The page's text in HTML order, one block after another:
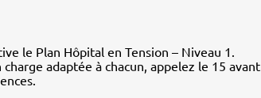
le Plan Hôpital en Tension – Niveau 1.
adaptée à chacun, appelez le 15 avant